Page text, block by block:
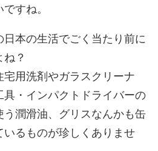
すね。
本の生活でごく当たり前に
？
用洗剤やガラスクリーナ
・インパクトドライバーの
う潤滑油、グリスなんかも缶
いるものが珍しくありませ